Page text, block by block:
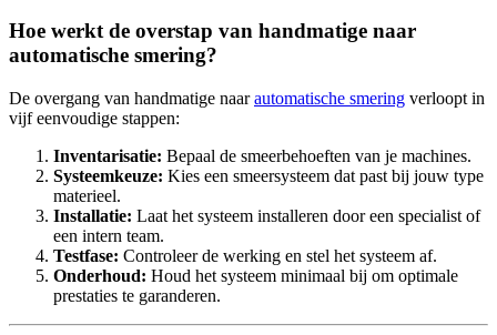
Hoe werkt de overstap van handmatige naar
automatische smering?
De overgang van handmatige naarautomatische smering verloopt in
vijf eenvoudige stappen:
Inventarisatie: Bepaal de smeerbehoeften van je machines.
Systeemkeuze: Kies een smeersysteem dat past bij jouw type
materieel.
Installatie: Laat het systeem installeren door een specialist of
een intern team.
Testfase: Controleer de werking en stel het systeem af.
Onderhoud: Houd het systeem minimaal bij om optimale
prestaties te garanderen.